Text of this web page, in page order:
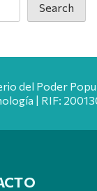
Search
del Poder
| RIF: